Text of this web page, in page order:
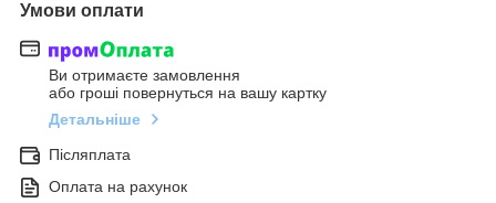
Умови оплати
Ви отримаєте замовлення
або гроші повернуться на вашу картку
Детальніше
Післяплата
Оплата на рахунок